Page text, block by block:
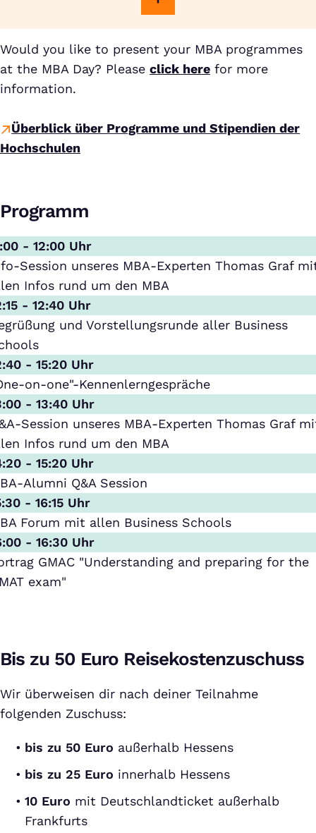
Would you like to present your MBA programmes
at the MBA Day? Please click here for more
information.
Überblick über Programme und Stipendien der
Hochschulen
Programm
- 12:00 Uhr
Session unseres MBA-Experten Thomas Graf
Infos rund um den MBA
- 12:40 Uhr
und Vorstellungsrunde aller Business
- 15:20 Uhr
on-one"-Kennenlerngespräche
- 13:40 Uhr
Session unseres MBA-Experten Thomas Graf
Infos rund um den MBA
- 15:20 Uhr
Alumni Q&A Session
- 16:15 Uhr
Forum mit allen Business Schools
- 16:30 Uhr
GMAC "Understanding and preparing for the
exam"
Bis zu 50 Euro Reisekostenzuschuss
Wir überweisen dir nach deiner Teilnahme
folgenden Zuschuss:
bis zu 50 Euro außerhalb Hessens
bis zu 25 Euro innerhalb Hessens
10 Euro mit Deutschlandticket außerhalb
Frankfurts